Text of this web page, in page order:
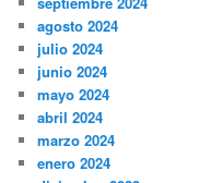
agosto 2024
julio 2024
junio 2024
mayo 2024
abril 2024
marzo 2024
enero 2024